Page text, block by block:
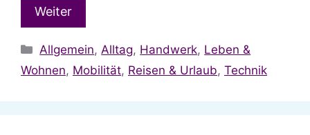
Weiter
Kategorien
Allgemein,Alltag, Handwerk, Leben &
Wohnen, Mobilität, Reisen & Urlaub, Technik